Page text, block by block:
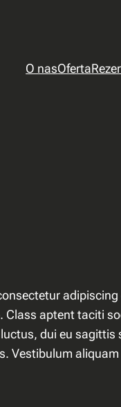
O nasOferta
Class aptent taciti
dui eu
Vestibulum